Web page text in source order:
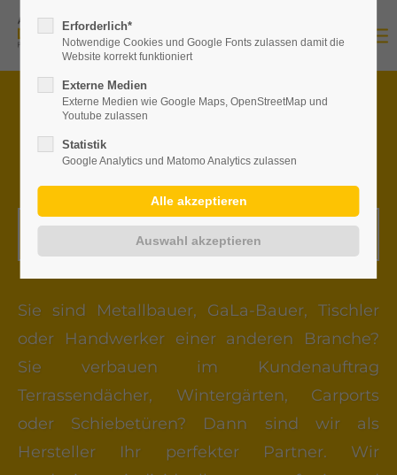
PARTNER WERDEN
LOHNT SICH …
Jetzt kostenfrei anmelden!
Sie sind Metallbauer, GaLa-Bauer, Tischler
oder Handwerker einer anderen Branche?
Sie verbauen im Kundenauftrag
Terrassendächer, Wintergärten, Carports
oder Schiebetüren? Dann sind wir als
Hersteller Ihr perfekter Partner. Wir
Erforderlich*
Notwendige Cookies und Google Fonts zulassen damit die
Website korrekt funktioniert
Externe Medien
Externe Medien wie Google Maps, OpenStreetMap und
Youtube zulassen
Statistik
Google Analytics und Matomo Analytics zulassen